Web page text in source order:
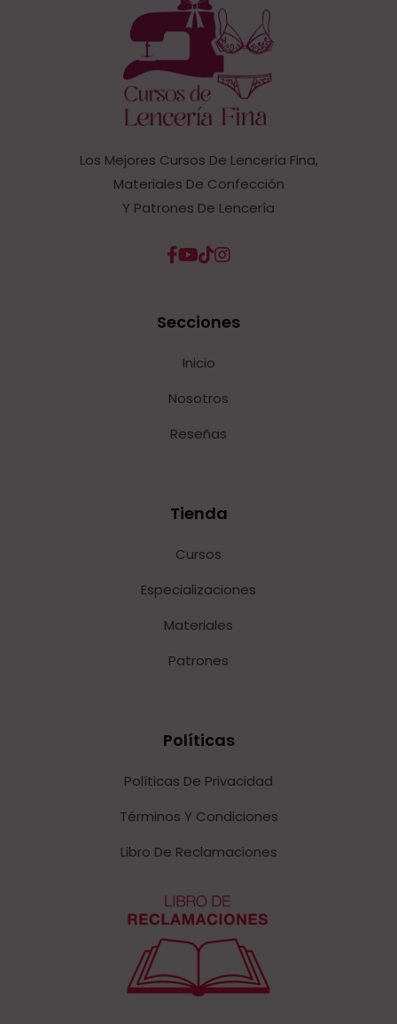
Los Mejores Cursos De Lencería Fina,
Materiales De Confección
Y Patrones De Lencería
Secciones
Inicio
Nosotros
Reseñas
Tienda
Cursos
Especializaciones
Materiales
Patrones
Políticas
Políticas De Privacidad
Términos Y Condiciones
Libro De Reclamaciones